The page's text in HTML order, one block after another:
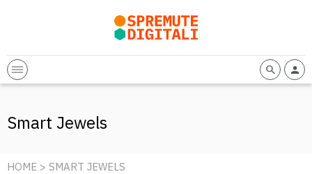
Smart Jewels
HOME > SMART JEWELS